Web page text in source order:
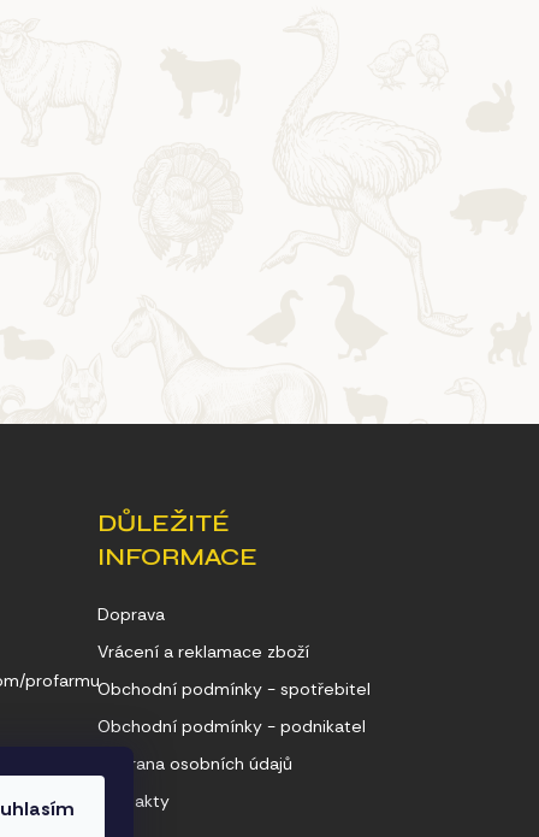
profarmu
DŮLEŽITÉ
INFORMACE
Doprava
Vrácení a reklamace zboží
Obchodní podmínky - spotřebitel
Obchodní podmínky - podnikatel
Ochrana osobních údajů
Kontakty